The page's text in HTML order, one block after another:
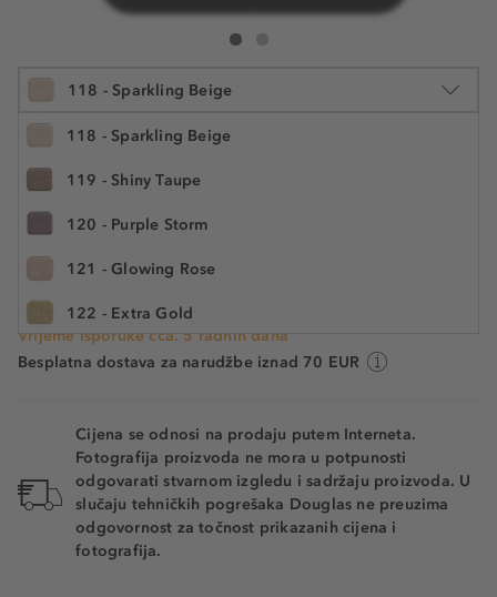
Diego Dalla Palma Pearly Eyeshadow
118 - Sparkling Beige
118 - Sparkling Beige
119 - Shiny Taupe
120 - Purple Storm
121 - Glowing Rose
122 - Extra Gold
126 - Extra Silver
Vrijeme isporuke cca. 5 radnih dana
Besplatna dostava za narudžbe iznad 70 EUR
Cijena se odnosi na prodaju putem Interneta.
Fotografija proizvoda ne mora u potpunosti
odgovarati stvarnom izgledu i sadržaju proizvoda. U
slučaju tehničkih pogrešaka Douglas ne preuzima
odgovornost za točnost prikazanih cijena i
fotografija.